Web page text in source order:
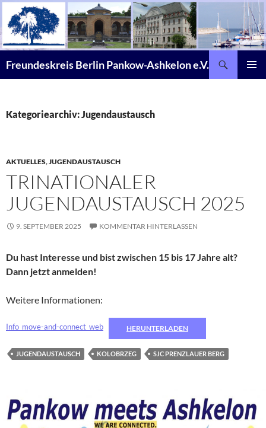
Zum
Inhalt
springen
Freundeskreis Berlin Pankow-Ashkelon e.V.
Kategoriearchiv: Jugendaustausch
AKTUELLES,JUGENDAUSTAUSCH
TRINATIONALER
JUGENDAUSTAUSCH 2025
9. SEPTEMBER 2025 KOMMENTAR HINTERLASSEN
Du hast Interesse und bist zwischen 15 bis 17 Jahre alt?
Dann jetzt anmelden!
Weitere Informationen:
Info_move-and-connect_web HERUNTERLADEN
JUGENDAUSTAUSCH KOLOBRZEG SJC PRENZLAUER BERG